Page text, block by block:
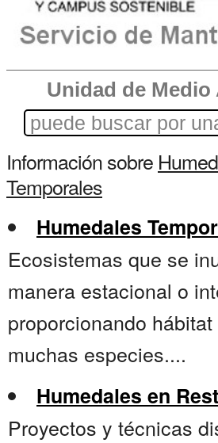
Unidad de Medio
Información sobre
Temporales
Humedales
Ecosistemas que se
manera estacional o
proporcionando
muchas especies....
Humedales en
Proyectos y técnicas